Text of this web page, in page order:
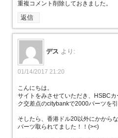
重複コメント削除しておきました。
返信
デス より:
01/14/2017 21:20
こんにちは。
サイトをみさせていただき、HSBC
ク交差点のcitybankで2000バーツを引
そしたら、香港ドル20以外にかから
バーツ取られてました！！(><)